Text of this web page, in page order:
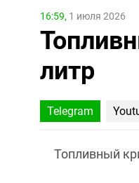
16:59, 1 июля 2026
литр
Telegram
Топливный